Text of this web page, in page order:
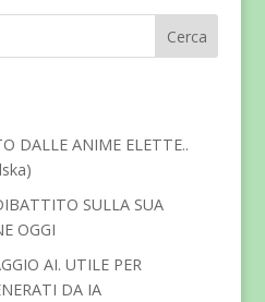
Cerca
DALLE ANIME ELETTE..
SULLA SUA
OGGI
AI. UTILE PER
DA IA